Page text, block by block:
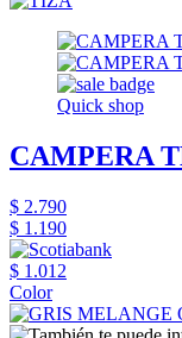
Quick shop
CAMPERA
$ 2.790
$ 1.190
$ 1.012
Color